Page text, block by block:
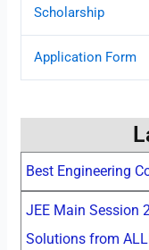
Scholarship
Application Form
Best Engineering
JEE Main Session
Solutions from